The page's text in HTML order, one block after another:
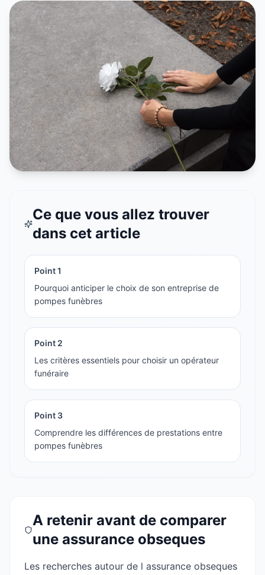
Ce que vous allez trouver
dans cet article
Point1
Pourquoi anticiper le choix de son entreprise de
pompes funèbres
Point 2
Les critères essentiels pour choisir un opérateur
funéraire
Point 3
Comprendre les différences de prestations entre
pompes funèbres
A retenir avant de comparer
une assurance obseques
Les recherches autour de l assurance obseques